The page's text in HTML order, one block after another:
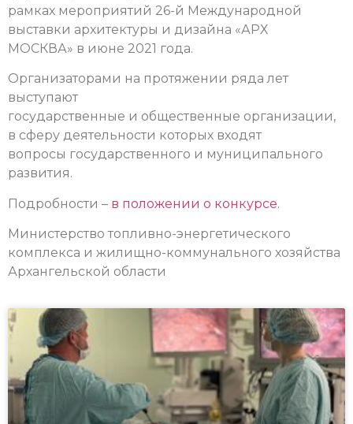
рамках мероприятий 26-й Международной
выставки архитектуры и дизайна «АРХ
МОСКВА» в июне 2021 года.
Организаторами на протяжении ряда лет
выступают
государственные и общественные организации,
в сферу деятельности которых входят
вопросы государственного и муниципального
развития.
Подробности – в положении о конкурсе.
Министерство топливно-энергетического
комплекса и жилищно-коммунального хозяйства
Архангельской области